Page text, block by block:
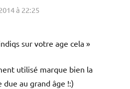
à 22:25
sur votre age cela »
utilisé marque bien la
au grand âge !:)